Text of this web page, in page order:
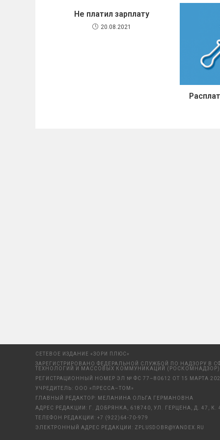
Не платил зарплату
20.08.2021
СЕТЕВОЕ ИЗДАНИЕ «ЗОРИ ПЛЮС»
ЗАРЕГИСТРИРОВАНО ФЕДЕРАЛЬНОЙ СЛУЖБОЙ ПО НАДЗОРУ В
ТЕХНОЛОГИЙ И МАССОВЫХ КОММУНИКАЦИЙ (РОСКОМНАДЗОР)
РЕГИСТРАЦИОННЫЙ НОМЕР ЭЛ № ФС 77–80612 ОТ 15 МАРТА
УЧРЕДИТЕЛЬ: ООО «ПРЕССА–ТОМ»
ГЛАВНЫЙ РЕДАКТОР: МЕЛАНИНА ОЛЬГА ГЕРМАНОВНА
АДРЕС РЕДАКЦИИ: Г. ДОБРЯНКА, 618740, УЛ. ГЕРЦЕНА, Д. 47, К.
ТЕЛЕФОН РЕДАКЦИИ: +7 (922)64-70-979
ЭЛЕКТРОННЫЙ АДРЕС РЕДАКЦИИ: ZPLUSDOBR@YANDEX.RU